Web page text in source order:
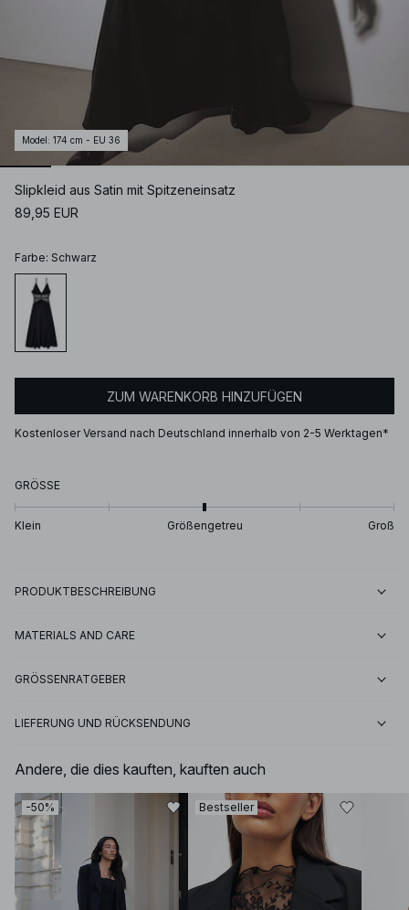
Model : 174 cm - EU 36
Slipkleid aus Satin mit Spitzeneinsatz
89,95 EUR
Farbe: Schwarz
ZUM WARENKORB HINZUFÜGEN
Kostenloser Versand nach Deutschland innerhalb von 2-5 Werktagen*
GRÖSSE
Klein Größengetreu Groß
PRODUKTBESCHREIBUNG
MATERIALS AND CARE
GRÖSSENRATGEBER
LIEFERUNG UND RÜCKSENDUNG
Andere, die dies kauften, kauften auch
-50% Bestseller